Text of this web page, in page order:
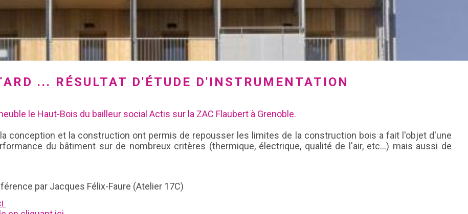
... RÉSULTAT D'ÉTUDE D'INSTRUMENTATION
le Haut-Bois du bailleur social Actis sur la ZAC Flaubert à Grenoble.
conception et la construction ont permis de repousser les limites de la construction bois a fait l'objet d'une
du bâtiment sur de nombreux critères (thermique, électrique, qualité de l'air, etc...) mais aussi de
par Jacques Félix-Faure (Atelier 17C)